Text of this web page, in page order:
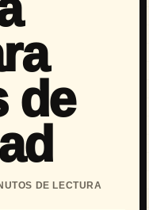
de
DE LECTURA